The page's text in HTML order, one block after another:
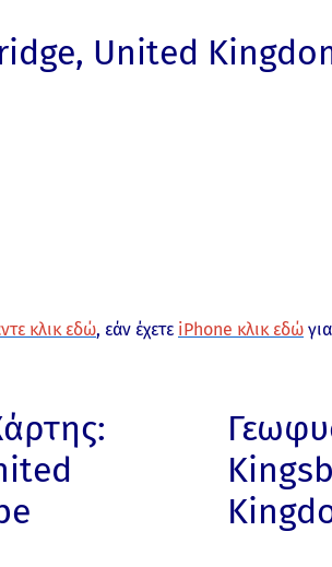
United
κλικ εδώ, εάν έχετε iPhone κλικ εδώ